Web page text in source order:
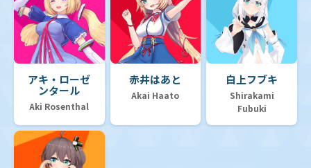
アキ・ローゼ
ンタール
Aki Rosenthal
赤井はあと
Akai Haato
白上フブキ
Shirakami
Fubuki